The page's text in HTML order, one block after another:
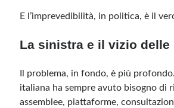
E l’imprevedibilità, in politica, è il
La sinistra e il vizio delle
Il problema, in fondo, è più
italiana ha sempre avuto bisogno di
assemblee, piattaforme,